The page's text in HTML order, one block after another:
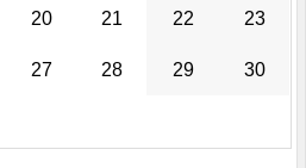
20 21 22 23
27 28 29 30